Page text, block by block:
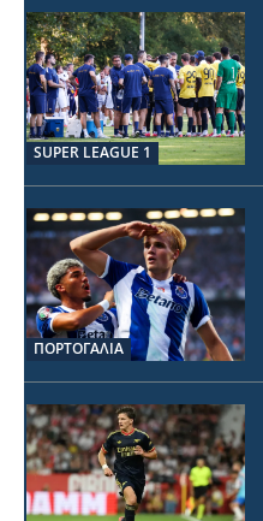
SUPER LEAGUE 1
ΠΟΡΤΟΓΑΛΙΑ